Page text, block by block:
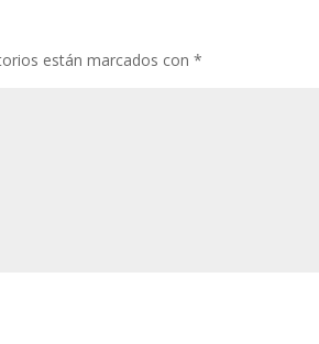
están marcados con *